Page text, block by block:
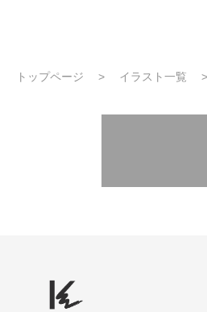
トップページ イラスト一覧